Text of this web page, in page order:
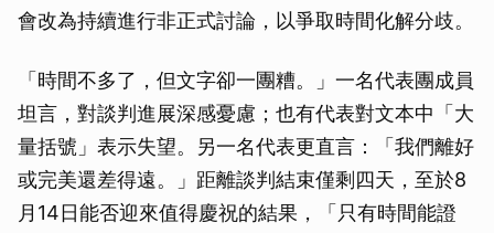
會改為持續進行非正式討論，以爭取時間化解分歧。
「時間不多了，但文字卻一團糟。」一名代表團成員
坦言，對談判進展深感憂慮；也有代表對文本中「大
量括號」表示失望。另一名代表更直言：「我們離好
或完美還差得遠。」距離談判結束僅剩四天，至於8
月14日能否迎來值得慶祝的結果，「只有時間能證